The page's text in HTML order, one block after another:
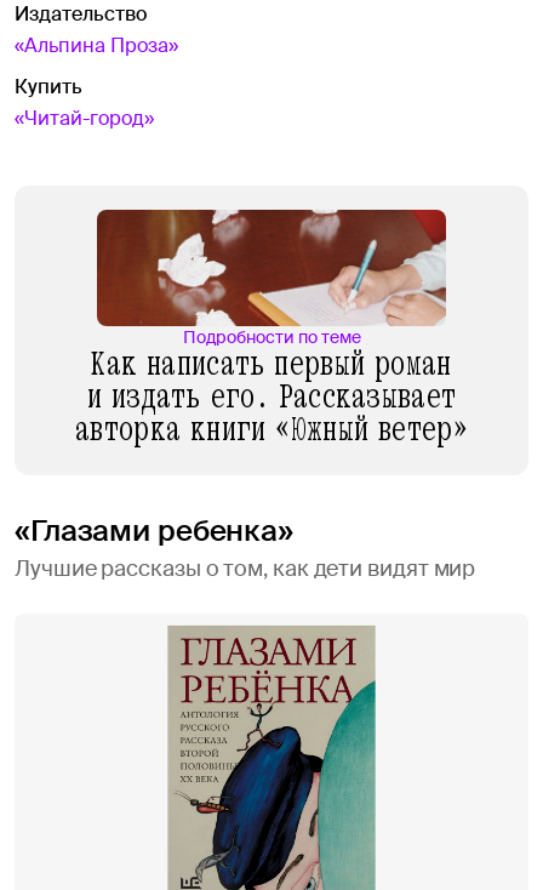
Издательство
«Альпина Проза»
Купить
«Читай-город»
Подробности по теме
Как написать первый роман
и издать его. Рассказывает
авторка книги «Южный ветер»
«Глазами ребенка»
Лучшие рассказы о том, как дети видят мир